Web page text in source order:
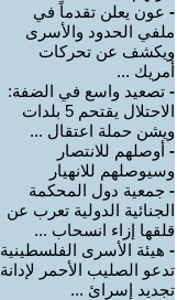
- عون يعلن تقدماً في
ملفي الحدود والأسرى
ويكشف عن تحركات
أمريك ...
- تصعيد واسع في الضفة:
الاحتلال يقتحم 5 بلدات
ويشن حملة اعتقال ...
- أوصلهم للانتصار
وسيوصلهم للانهيار
- جمعية دول المحكمة
الجنائية الدولية تعرب عن
قلقها إزاء انسحاب ...
- هيئة الأسرى الفلسطينية
تدعو الصليب الأحمر لإدانة
تجديد إسرائ ...